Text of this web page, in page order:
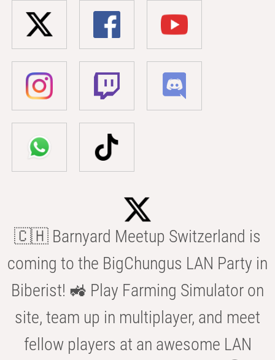
🇨🇭 Barnyard Meetup Switzerland is
coming to the BigChungus LAN Party in
Biberist! 🚜 Play Farming Simulator on
site, team up in multiplayer, and meet
fellow players at an awesome LAN